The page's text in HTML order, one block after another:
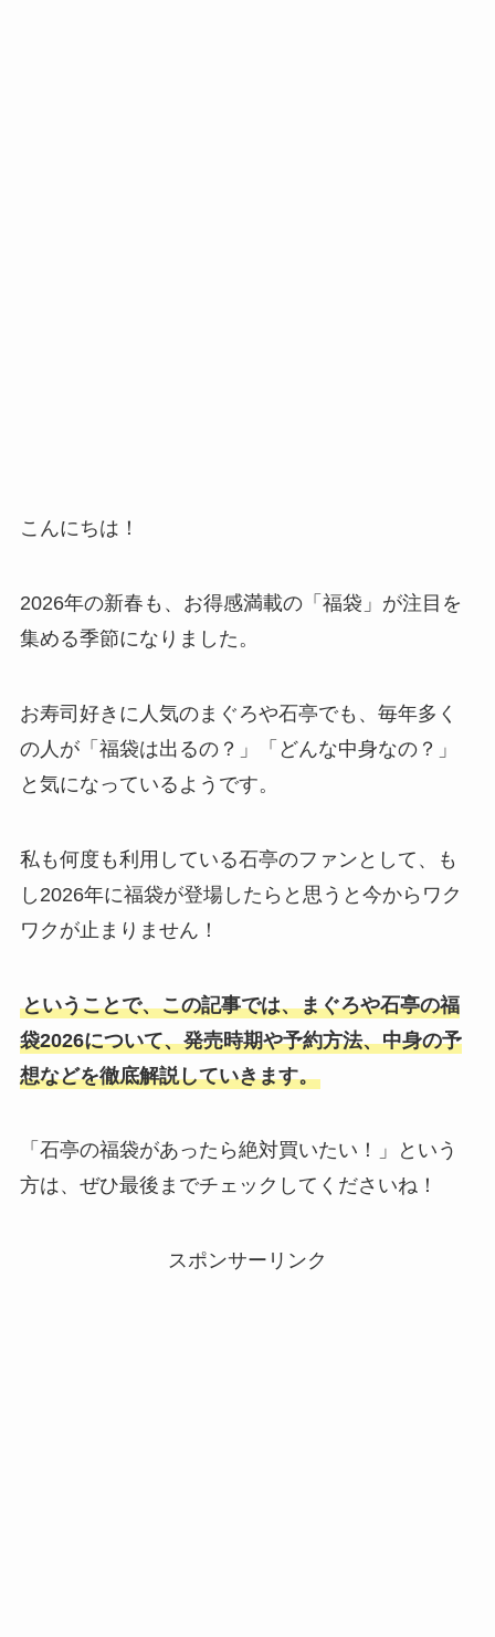
こんにちは！
2026年の新春も、お得感満載の「福袋」が注目を
集める季節になりました。
お寿司好きに人気のまぐろや石亭でも、毎年多く
の人が「福袋は出るの？」「どんな中身なの？」
と気になっているようです。
私も何度も利用している石亭のファンとして、も
し2026年に福袋が登場したらと思うと今からワク
ワクが止まりません！
ということで、この記事では、まぐろや石亭の福
袋2026について、発売時期や予約方法、中身の予
想などを徹底解説していきます。
「石亭の福袋があったら絶対買いたい！」という
方は、ぜひ最後までチェックしてくださいね！
スポンサーリンク